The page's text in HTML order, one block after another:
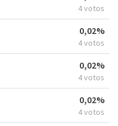
4 votos
0,02%
4 votos
0,02%
4 votos
0,02%
4 votos